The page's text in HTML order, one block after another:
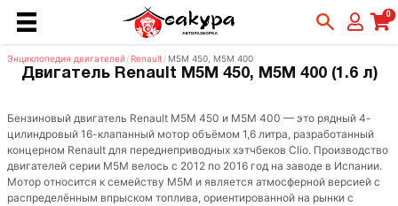
0
Энциклопедия двигателей/ Renault / M5M 450, M5M 400
Двигатель Renault M5M 450, M5M 400 (1.6 л)
Бензиновый двигатель Renault M5M 450 и M5M 400 — это рядный 4-
цилиндровый 16-клапанный мотор объёмом 1,6 литра, разработанный
концерном Renault для переднеприводных хэтчбеков Clio. Производство
двигателей серии M5M велось с 2012 по 2016 год на заводе в Испании.
Мотор относится к семейству M5M и является атмосферной версией с
распределённым впрыском топлива, ориентированной на рынки с